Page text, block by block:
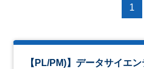
1
【PL/PM)】データサイエ